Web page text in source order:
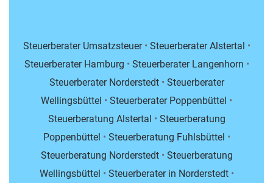
Steuerberater Umsatzsteuer• Steuerberater Alstertal •
Steuerberater Hamburg • Steuerberater Langenhorn •
Steuerberater Norderstedt• Steuerberater
Wellingsbüttel • Steuerberater Poppenbüttel •
Steuerberatung Alstertal • Steuerberatung
Poppenbüttel • Steuerberatung Fuhlsbüttel •
Steuerberatung Norderstedt• Steuerberatung
Wellingsbüttel • Steuerberater in Norderstedt•